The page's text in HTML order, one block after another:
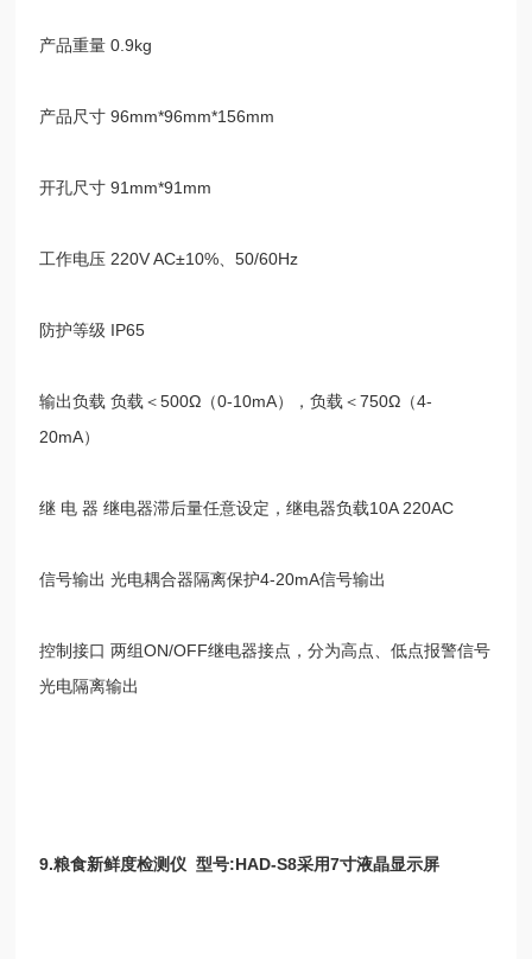
产品重量 0.9kg
产品尺寸 96mm*96mm*156mm
开孔尺寸 91mm*91mm
工作电压 220V AC±10% 、50/60Hz
防护等级 IP65
输出负载 负载＜500Ω （0-10mA），负载＜750Ω （4-
20mA）
继 电 器 继电器滞后量任意设定，继电器负载10A 220AC
信号输出 光电耦合器隔离保护4-20mA信号输出
控制接口 两组ON/OFF继电器接点，分为高点、低点报警信号
光电隔离输出
9.粮食新鲜度检测仪 型号:HAD-S8采用7寸液晶显示屏